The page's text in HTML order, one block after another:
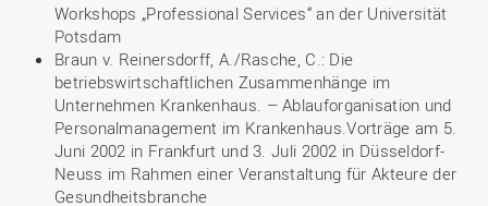
Workshops „Professional Services“ an der Universität
Potsdam
Braun v. Reinersdorff, A./Rasche, C.: Die
betriebswirtschaftlichen Zusammenhänge im
Unternehmen Krankenhaus. – Ablauforganisation und
Personalmanagement im Krankenhaus.Vorträge am 5.
Juni 2002 in Frankfurt und 3. Juli 2002 in Düsseldorf-
Neuss im Rahmen einer Veranstaltung für Akteure der
Gesundheitsbranche